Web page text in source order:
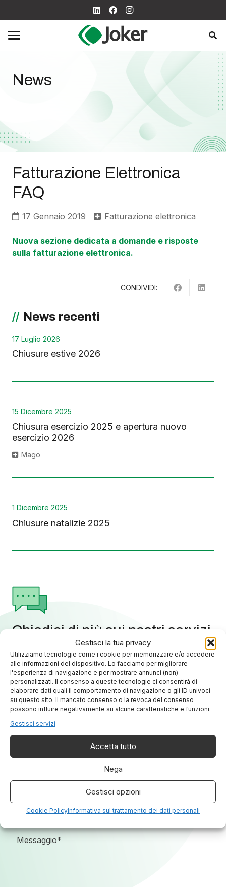
Gestisci la tua privacy
Utilizziamo tecnologie come i cookie per memorizzare e/o accedere
alle informazioni del dispositivo. Lo facciamo per migliorare
l'esperienza di navigazione e per mostrare annunci (non)
personalizzati. Il consenso a queste tecnologie ci consentirà di
elaborare dati quali il comportamento di navigazione o gli ID univoci
su questo sito. Il mancato consenso o la revoca del consenso
possono influire negativamente su alcune caratteristiche e funzioni.
Gestisci servizi
Accetta tutto
Nega
Gestisci opzioni
Cookie PolicyInformativa sul trattamento dei dati personali
News
Fatturazione Elettronica
FAQ
17 Gennaio 2019 Fatturazione elettronica
Nuova sezione dedicata a domande e risposte
sulla fatturazione elettronica.
CONDIVIDI:
News recenti
17 Luglio 2026
Chiusure estive 2026
15 Dicembre 2025
Chiusura esercizio 2025 e apertura nuovo
esercizio 2026
Mago
1 Dicembre 2025
Chiusure natalizie 2025
Chiedici di più sui nostri servizi